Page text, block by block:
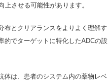
上させる可能性があります。
布とクリアランスをよりよく理解す
的でターゲットに特化したADCの設
体は、患者のシステム内の薬物レベ